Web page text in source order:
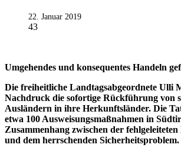
22. Januar 2019
43
Umgehendes und konsequentes Handeln
Die freiheitliche Landtagsabgeordnete Ulli
Nachdruck die sofortige Rückführung von
Ausländern in ihre Herkunftsländer. Die
etwa 100 Ausweisungsmaßnahmen in
Zusammenhang zwischen der
und dem herrschenden Sicherheitsproblem.